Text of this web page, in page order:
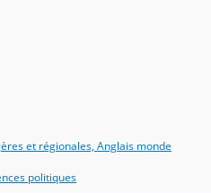
et régionales, Anglais monde
politiques